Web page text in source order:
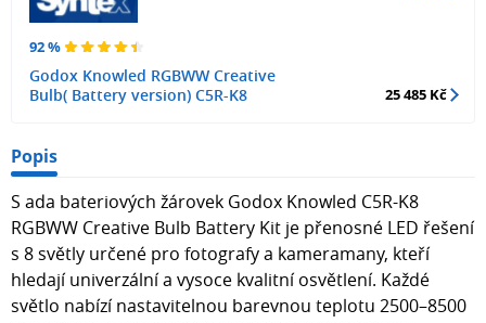
92 %
Godox Knowled RGBWW Creative
Bulb( Battery version) C5R-K8
25 485 Kč
Popis
S ada bateriových žárovek Godox Knowled C5R-K8
RGBWW Creative Bulb Battery Kit je přenosné LED řešení
s 8 světly určené pro fotografy a kameramany, kteří
hledají univerzální a vysoce kvalitní osvětlení. Každé
světlo nabízí nastavitelnou barevnou teplotu 2500–8500